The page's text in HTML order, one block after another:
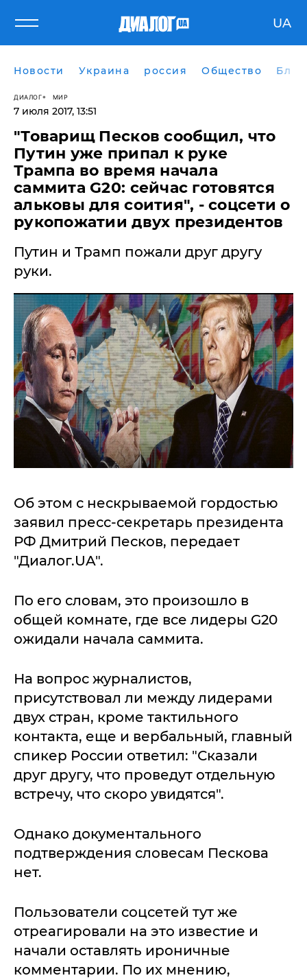
UA
Новости Украина россия Общество
ДИАЛОГ МИР
7 июля 2017, 13:51
"Товарищ Песков сообщил, что
Путин уже припал к руке
Трампа во время начала
саммита G20: сейчас готовятся
альковы для соития", - соцсети о
рукопожатии двух президентов
Путин и Трамп пожали друг другу
руки.
Об этом с нескрываемой гордостью
заявил пресс-секретарь президента
РФ Дмитрий Песков, передает
"Диалог.UA".
По его словам, это произошло в
общей комнате, где все лидеры G20
ожидали начала саммита.
На вопрос журналистов,
присутствовал ли между лидерами
двух стран, кроме тактильного
контакта, еще и вербальный, главный
спикер России ответил: "Сказали
друг другу, что проведут отдельную
встречу, что скоро увидятся".
Однако документального
подтверждения словесам Пескова
нет.
Пользователи соцсетей тут же
отреагировали на это известие и
начали оставлять ироничные
комментарии. По их мнению,